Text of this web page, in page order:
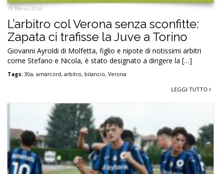
19 Marzo 2026
L’arbitro col Verona senza sconfitte:
Zapata ci trafisse la Juve a Torino
Giovanni Ayroldi di Molfetta, figlio e nipote di notissimi arbitri
come Stefano e Nicola, è stato designato a dirigere la […]
Tags: 30a, amarcord, arbitro, bilancio, Verona
LEGGI TUTTO